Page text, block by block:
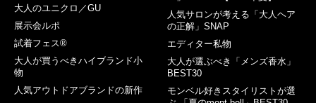
大人のユニクロ／GU
展示会ルポ
試着フェス®︎
大人が買うべきハイブランド小
物
人気アウトドアブランドの新作
人気サロンが考える「大人ヘア
の正解」SNAP
エディター私物
大人が選ぶべき「メンズ香水」
BEST30
モンベル好きスタイリストが選